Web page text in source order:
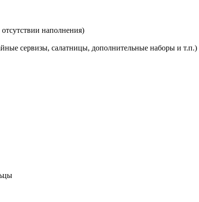
наполнения)
сервизы, салатницы, дополнительные наборы и т.п.)